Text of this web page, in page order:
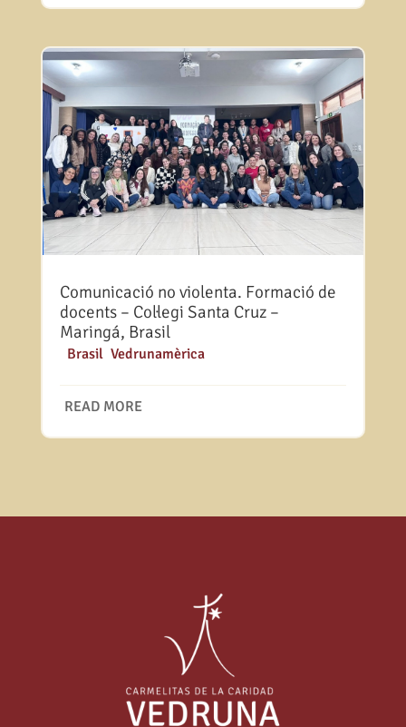
Comunicació no violenta. Formació de
docents – Col·legi Santa Cruz –
Maringá, Brasil
Brasil, Vedrunamèrica
READ MORE